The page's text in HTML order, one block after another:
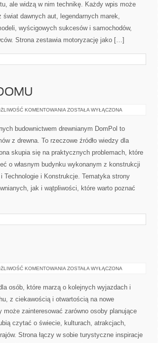
ale widzą w nim technikę. Każdy wpis może
dawnych aut, legendarnych marek,
wyścigowych sukcesów i samochodów,
Strona zestawia motoryzację jako […]
KOMENTOWANIA OGRÓD
DOMU
ZOSTAŁA WYŁĄCZONA
budownictwem drewnianym DomPol to
z drewna. To rzeczowe źródło wiedzy dla
skupia się na praktycznych problemach, które
o własnym budynku wykonanym z konstrukcji
Technologie i Konstrukcje. Tematyka strony
jak i wątpliwości, które warto poznać
KOMENTOWANIA INDIE
ZOSTAŁA WYŁĄCZONA
osób, które marzą o kolejnych wyjazdach i
z ciekawością i otwartością na nowe
zainteresować zarówno osoby planujące
czytać o świecie, kulturach, atrakcjach,
Strona łączy w sobie turystyczne inspiracje